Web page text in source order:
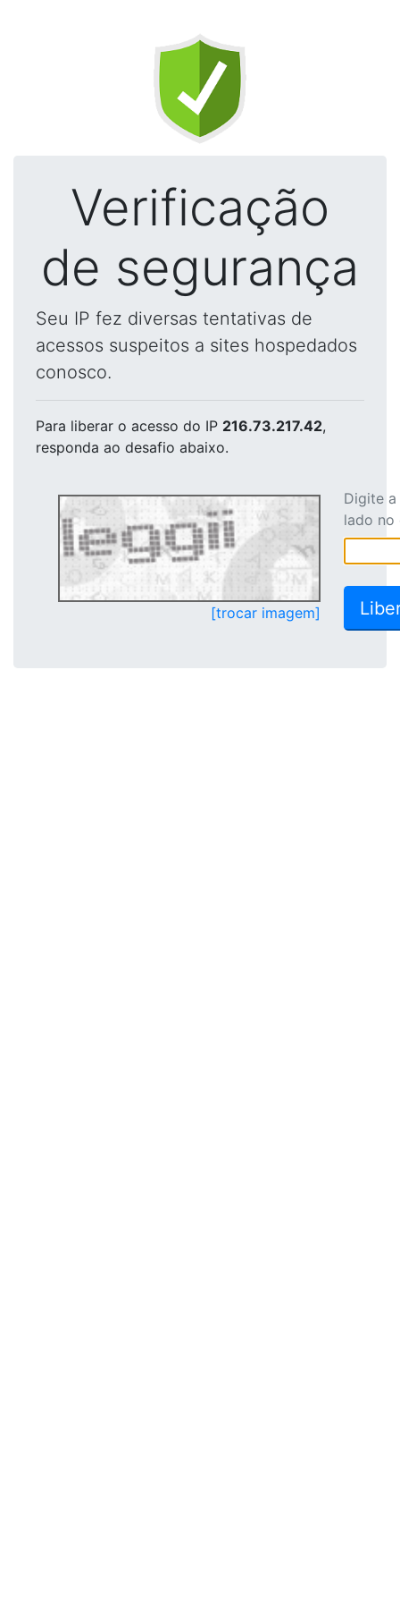
Verificação
de segurança
Seu IP fez diversas tentativas de
acessos suspeitos a sites hospedados
conosco.
Para liberar o acesso do IP 216.73.217.42,
responda ao desafio abaixo.
[trocar imagem]
Digite
lado no